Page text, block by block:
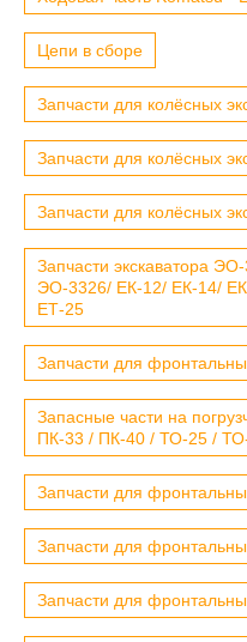
Цепи в сборе
Запчасти для колёсных
Запчасти для колёсных
Запчасти для колёсных
Запчасти экскаватора
ЭО-3326/ ЕК-12/ ЕК-14/
ЕТ-25
Запчасти для
Запасные части на
ПК-33 / ПК-40 / ТО-25 /
Запчасти для
Запчасти для
Запчасти для